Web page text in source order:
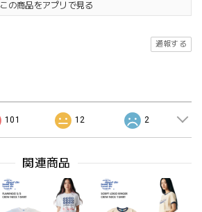
この商品をアプリで見る
通報する
101 12 2
関連商品